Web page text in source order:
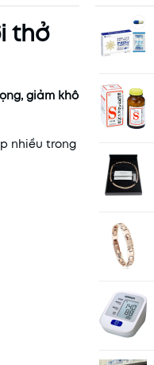
thở
giảm khô
nhiều trong